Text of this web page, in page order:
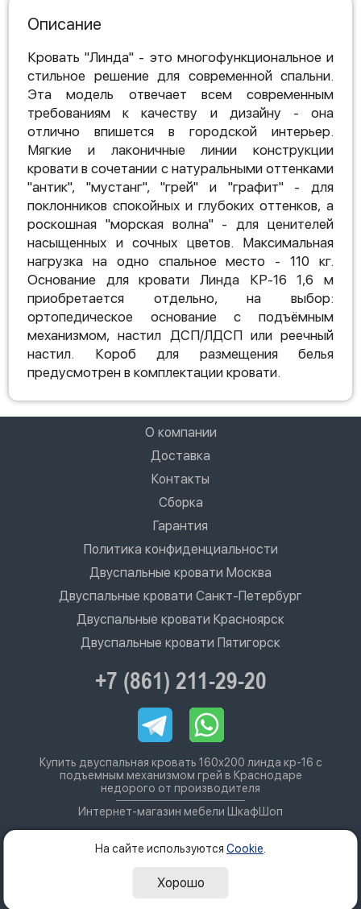
Описание
Кровать "Линда" - это многофункциональное и
стильное решение для современной спальни.
Эта модель отвечает всем современным
требованиям к качеству и дизайну - она
отлично впишется в городской интерьер.
Мягкие и лаконичные линии конструкции
кровати в сочетании с натуральными оттенками
"антик", "мустанг", "грей" и "графит" - для
поклонников спокойных и глубоких оттенков, а
роскошная "морская волна" - для ценителей
насыщенных и сочных цветов. Максимальная
нагрузка на одно спальное место - 110 кг.
Основание для кровати Линда КР-16 1,6 м
приобретается отдельно, на выбор:
ортопедическое основание с подъёмным
механизмом, настил ДСП/ЛДСП или реечный
настил. Короб для размещения белья
предусмотрен в комплектации кровати.
О компании
Доставка
Контакты
Сборка
Гарантия
Политика конфиденциальности
Двуспальные кровати Москва
Двуспальные кровати Санкт-Петербург
Двуспальные кровати Красноярск
Двуспальные кровати Пятигорск
+7 (861) 211-29-20
Купить двуспальная кровать 160х200 линда кр-16 с
подъемным механизмом грей в Краснодаре
недорого от производителя
Интернет-магазин мебели ШкафШоп
На сайте используются Cookie
Хорошо